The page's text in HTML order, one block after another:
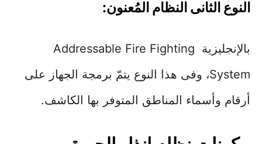
النوع الثانى النظام المُعنون:
بالإنجليزية Addressable Fire Fighting
System، وفى هذا النوع يتمّ برمجة الجهاز على
أرقام وأسماء المناطق المتوفر بها الكاشف.